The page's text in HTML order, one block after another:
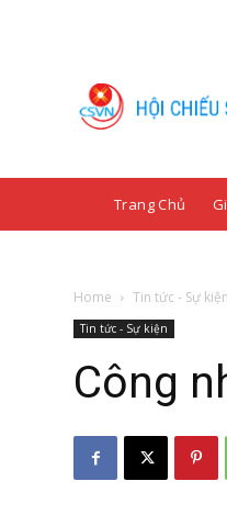
Trang Chủ
Home Tin tức - Sự kiện
Tin tức - Sự kiện
Công